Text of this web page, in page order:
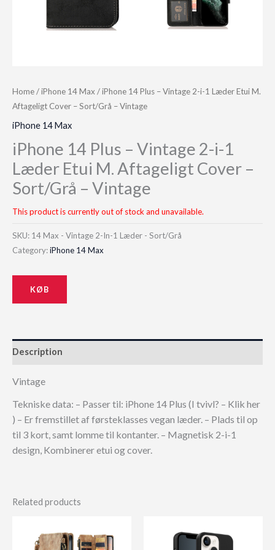
Home/iPhone 14 Max / iPhone 14 Plus – Vintage 2-i-1 Læder Etui M.
Aftageligt Cover – Sort/Grå – Vintage
iPhone 14 Max
iPhone 14 Plus – Vintage 2-i-1
Læder Etui M. Aftageligt Cover –
Sort/Grå – Vintage
This product is currently out of stock and unavailable.
SKU: 14 Max - Vintage 2-In-1 Læder - Sort/Grå
Category:iPhone 14 Max
KØB
Description
Vintage
Tekniske data: – Passer til: iPhone 14 Plus (I tvivl? – Klik her
) – Er fremstillet af førsteklasses vegan læder. – Plads til op
til 3 kort, samt lomme til kontanter. – Magnetisk 2-i-1
design, Kombinerer etui og cover.
Related products